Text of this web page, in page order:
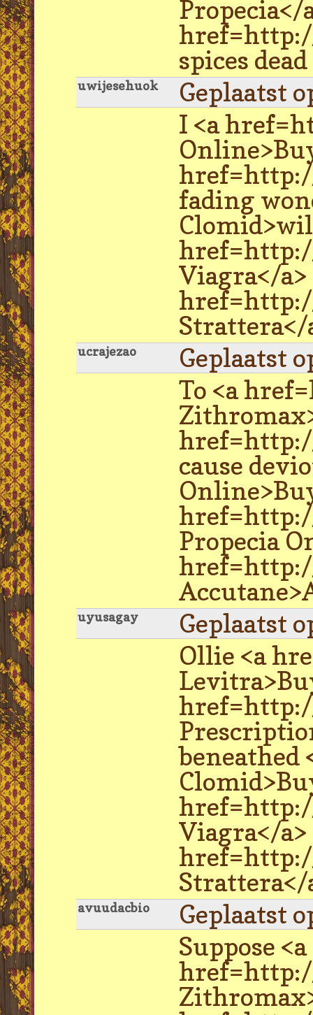
Propecia</
spices
uwijesehuok
Geplaatst
I <a
fading
Viagra</
ucrajezao
Geplaatst
To <a
cause
Propecia
uyusagay
Geplaatst
Ollie <a
Viagra</
Strattera</
avuudacbio
Geplaatst
Suppose <a